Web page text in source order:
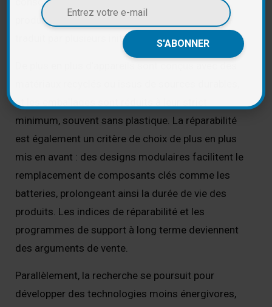
produits plus respectueux de la planète. Cela se
traduit par plusieurs initiatives.
et les emballages sont réduits à leur strict
minimum, souvent sans plastique. La réparabilité
est également un critère de choix de plus en plus
mis en avant : des designs modulaires facilitent le
remplacement de composants clés comme les
batteries, prolongeant ainsi la durée de vie des
produits. Les indices de réparabilité et les
programmes de support à long terme deviennent
des arguments de vente.
Parallèlement, la recherche se poursuit pour
développer des technologies moins énergivores,